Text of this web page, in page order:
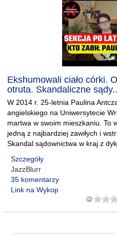
Ekshumowali ciało córki.
otruta. Skandaliczne sądy..
W 2014 r. 25-letnia Paulina
angielskiego na Uniwersytecie
martwa w swoim mieszkaniu. To
jedną z najbardziej zawiłych i
Skandal sądownictwa w kraj z
Szczegóły
JazzBlurr
35 komentarzy
Link na Wykop